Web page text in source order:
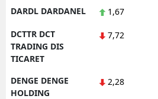
DARDL DARDANEL 1,67
DCTTR DCT
TRADING DIS
TICARET
7,72
DENGE DENGE
HOLDING
2,28